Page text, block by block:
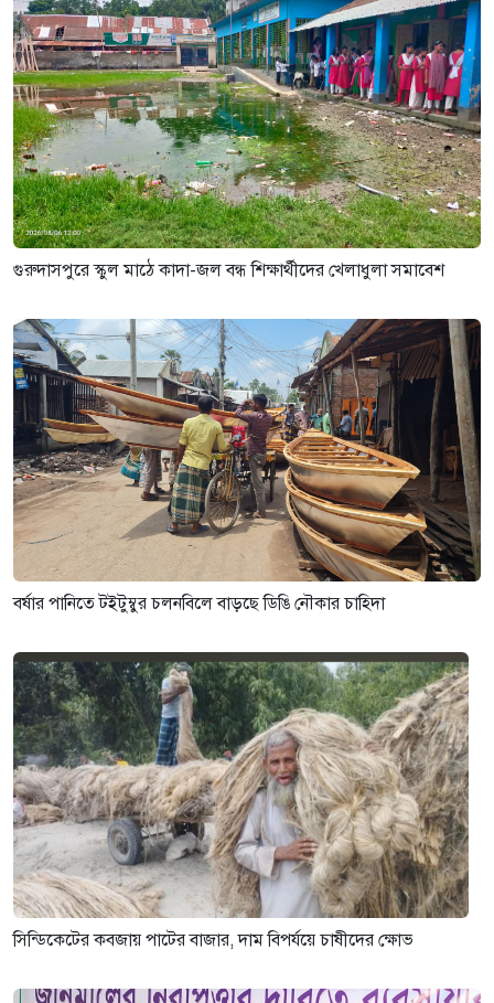
৩ সপ্তাহ আগে
গুরুদাসপুরে স্কুল মাঠে কাদা-জল বন্ধ শিক্ষার্থীদের খেলাধুলা সমাবেশ
বর্ষার পানিতে টইটুম্বুর চলনবিলে বাড়ছে ডিঙি নৌকার চাহিদা
সিন্ডিকেটের কবজায় পাটের বাজার, দাম বিপর্যয়ে চাষীদের ক্ষোভ